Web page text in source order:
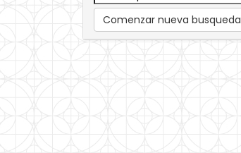
Comenzar nueva busqueda